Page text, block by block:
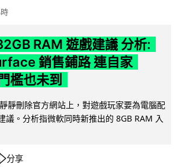
RAM 遊戲建議 分析:
銷售鋪路 連自家
檻也未到
靜刪除官方網站上，對遊戲玩家要為電腦配
議。分析指微軟同時新推出的 8GB RAM 入
分享